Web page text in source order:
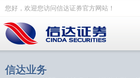
您好，欢迎您访问信达证券官方网站！
信达业务